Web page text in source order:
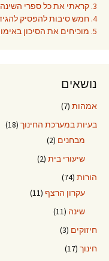
3. קראתי את כל ספרי השינה לתינוקות
4. חמש סיבות להפסיק להגיד כל הכבוד!
5. מוכיחים את הסיכון באימון שינה לתינוקות
נושאים
אמהות (7)
בעיות במערכת החינוך (18)
מבחנים (2)
שיעורי בית (2)
הורות (74)
עקרון הרצף (11)
שינה (11)
חיזוקים (3)
חינוך (17)